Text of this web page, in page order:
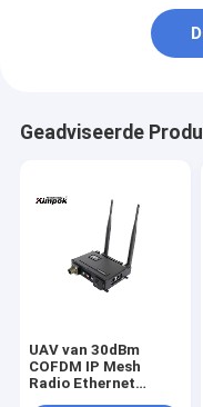
Geadviseerde
UAV van 30dBm
COFDM IP Mesh
Radio Ethernet